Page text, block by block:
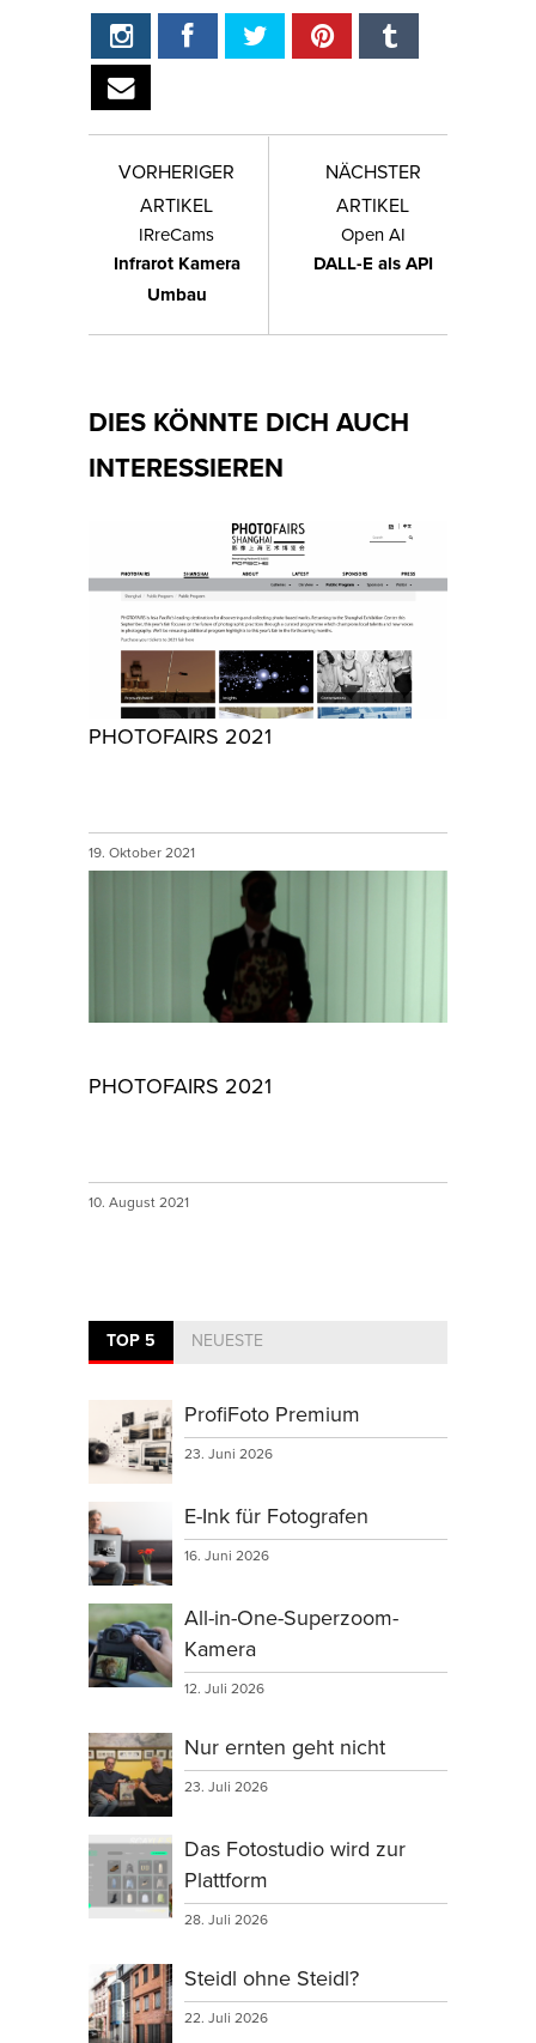
VORHERIGER
ARTIKEL
IRreCams
Infrarot Kamera
Umbau
NÄCHSTER
ARTIKEL
Open AI
DALL-E als API
DIES KÖNNTE DICH AUCH
INTERESSIEREN
PHOTOFAIRS 2021
19. Oktober 2021
PHOTOFAIRS 2021
10. August 2021
TOP 5 NEUESTE
ProfiFoto Premium
23. Juni 2026
E-Ink für Fotografen
16. Juni 2026
All-in-One-Superzoom-
Kamera
12. Juli 2026
Nur ernten geht nicht
23. Juli 2026
Das Fotostudio wird zur
Plattform
28. Juli 2026
Steidl ohne Steidl?
22. Juli 2026